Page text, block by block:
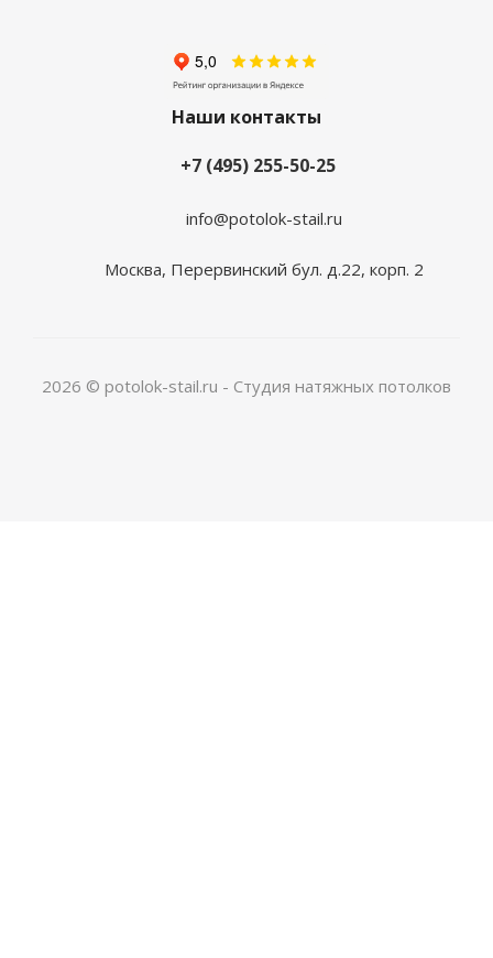
Наши контакты
+7 (495) 255-50-25
info@potolok-stail.ru
Москва, Перервинский бул. д.22, корп. 2
2026 © potolok-stail.ru - Студия натяжных потолков